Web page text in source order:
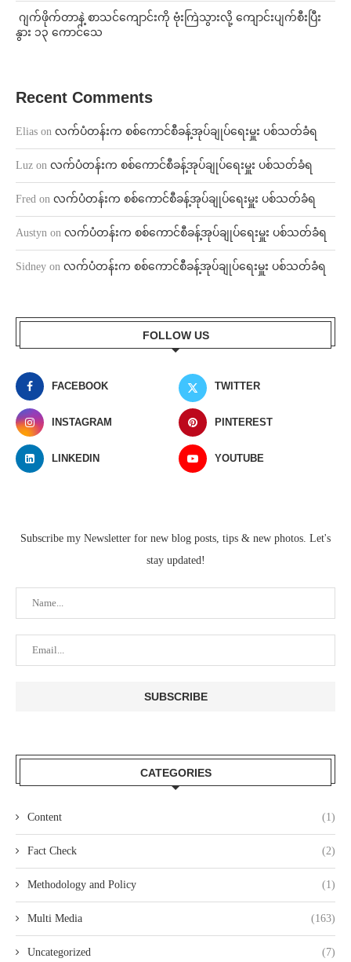
⁨⁩ ⁨ဂျက်ဖိုက်တာနဲ့ စာသင်ကျောင်းကို ဗုံးကြဲသွားလို့ ကျောင်းပျက်စီးပြီး
နွား ၁၃ ကောင်သေ
Recent Comments
Elias on လက်ပံတန်းက စစ်ကောင်စီခန့်အုပ်ချုပ်ရေးမှူး ပစ်သတ်ခံရ
Luz on လက်ပံတန်းက စစ်ကောင်စီခန့်အုပ်ချုပ်ရေးမှူး ပစ်သတ်ခံရ
Fred on လက်ပံတန်းက စစ်ကောင်စီခန့်အုပ်ချုပ်ရေးမှူး ပစ်သတ်ခံရ
Austyn on လက်ပံတန်းက စစ်ကောင်စီခန့်အုပ်ချုပ်ရေးမှူး ပစ်သတ်ခံရ
Sidney on လက်ပံတန်းက စစ်ကောင်စီခန့်အုပ်ချုပ်ရေးမှူး ပစ်သတ်ခံရ
FOLLOW US
FACEBOOK TWITTER
INSTAGRAM PINTEREST
LINKEDIN YOUTUBE
Subscribe my Newsletter for new blog posts, tips & new photos. Let's
stay updated!
CATEGORIES
Content (1)
Fact Check (2)
Methodology and Policy (1)
Multi Media (163)
Uncategorized (7)